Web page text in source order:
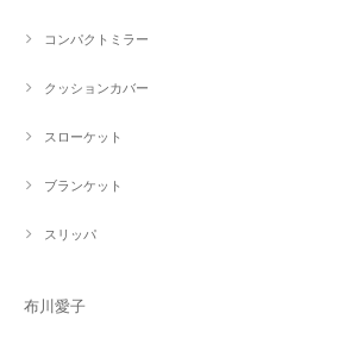
コンパクトミラー
クッションカバー
スローケット
ブランケット
スリッパ
布川愛子